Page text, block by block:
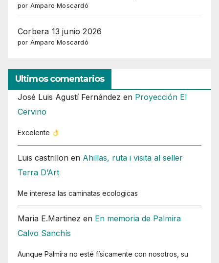
por Amparo Moscardó
Corbera 13 junio 2026
por Amparo Moscardó
Ultimos comentarios
José Luis Agustí Fernández en Proyección El
Cervino
Excelente
Luis castrillon en Ahillas, ruta i visita al seller
Terra D’Art
Me interesa las caminatas ecologicas
Maria E.Martinez en En memoria de Palmira
Calvo Sanchís
Aunque Palmira no esté físicamente con nosotros, su